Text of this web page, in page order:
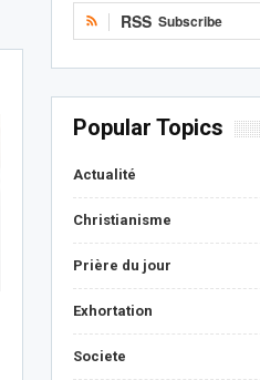
RSS Subscribe
Popular Topics
Actualité
Christianisme
Prière du jour
Exhortation
Societe